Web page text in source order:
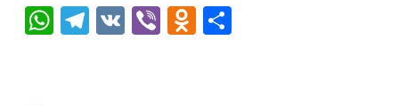
WhatsApp
Telegram
VK ViberOdnoklassniki